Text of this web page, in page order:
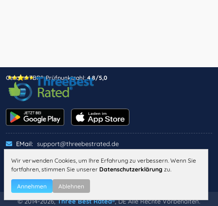
Gesamt-TBR®-Prüfpunktzahl:4,8/5,0
EMail: support@threebestrated.de
IMPRESSUM
DATENSCHUTZ
© 2014-2026,Three Best Rated®, DE Alle Rechte Vorbehalten.
Wir verwenden Cookies, um Ihre Erfahrung zu verbessern. Wenn Sie
fortfahren, stimmen Sie unserer Datenschutzerklärung zu.
Annehmen Ablehnen